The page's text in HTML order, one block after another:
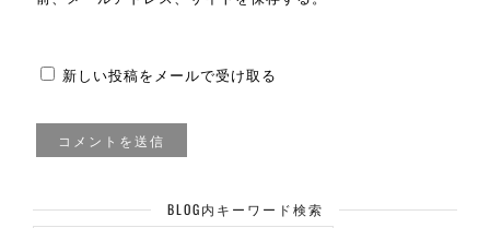
新しい投稿をメールで受け取る
BLOG内キーワード検索